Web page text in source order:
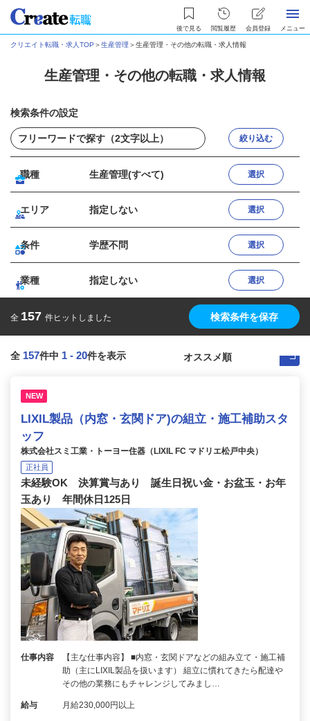
後で見る 閲覧履歴 会員登録 メニュー
クリエイト転職・求人TOP ＞生産管理 ＞生産管理・その他の転職・求人情報
生産管理・その他の転職・求人情報
検索条件の設定
絞り込む
職種 生産管理(すべて) 選択
エリア 指定しない 選択
条件 学歴不問 選択
業種 指定しない 選択
全 157 件ヒットしました 検索条件を保存
全 157件中 1 - 20件を表示
NEW
LIXIL製品（内窓・玄関ドア)の組立・施工補助スタ
ッフ
株式会社スミ工業・トーヨー住器（LIXIL FC マドリエ松戸中央）
正社員
未経験OK 決算賞与あり 誕生日祝い金・お盆玉・お年
玉あり 年間休日125日
仕事内容
【主な仕事内容】 ■内窓・玄関ドアなどの組み立て・施工補
助（主にLIXIL製品を扱います） 組立に慣れてきたら配達や
その他の業務にもチャレンジしてみまし…
給与 月給230,000円以上